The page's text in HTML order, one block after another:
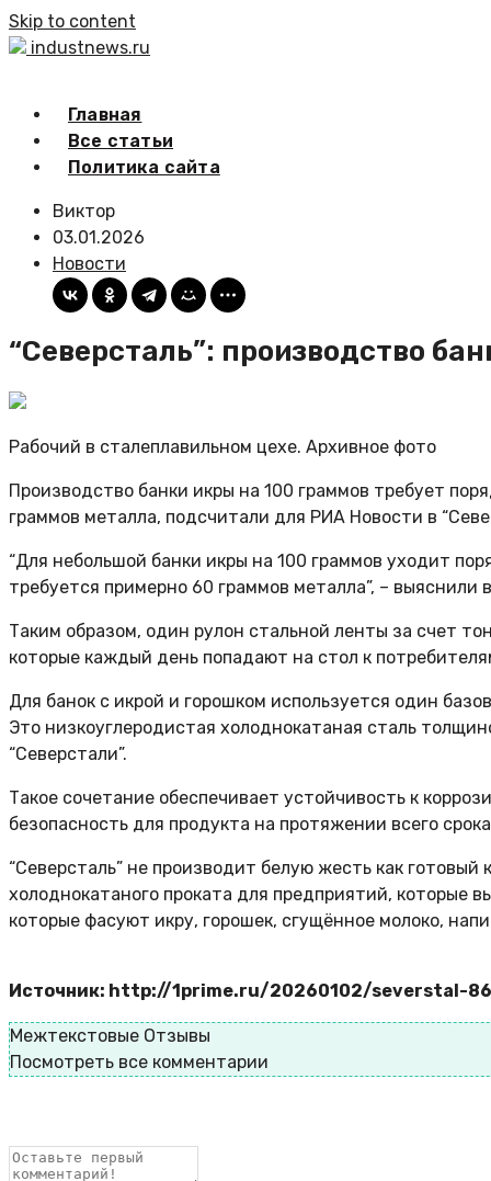
Skip to content
industnews.ru
Главная
Все статьи
Политика сайта
Виктор
03.01.2026
Новости
“Северсталь”: производство
Рабочий в сталеплавильном цехе. Архивное фото
Производство банки икры на 100 граммов требует
граммов металла, подсчитали для РИА Новости в
“Для небольшой банки икры на 100 граммов уходит
требуется примерно 60 граммов металла”, – выяснили
Таким образом, один рулон стальной ленты за счет
которые каждый день попадают на стол к
Для банок с икрой и горошком используется один
Это низкоуглеродистая холоднокатаная сталь
“Северстали”.
Такое сочетание обеспечивает устойчивость к
безопасность для продукта на протяжении всего
“Северсталь” не производит белую жесть как
холоднокатаного проката для предприятий, которые
которые фасуют икру, горошек, сгущённое молоко,
Источник: http://1prime.ru/20260102/severstal-
Межтекстовые Отзывы
Посмотреть все комментарии